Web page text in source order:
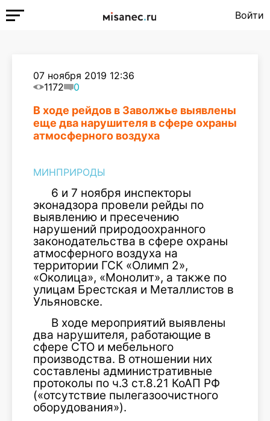
Войти
07 ноября 2019 12:36
1172
0
В ходе рейдов в Заволжье выявлены
еще два нарушителя в сфере охраны
атмосферного воздуха
МИНПРИРОДЫ
6 и 7 ноября инспекторы
эконадзора провели рейды по
выявлению и пресечению
нарушений природоохранного
законодательства в сфере охраны
атмосферного воздуха на
территории ГСК «Олимп 2»,
«Околица», «Монолит», а также по
улицам Брестская и Металлистов в
Ульяновске.
В ходе мероприятий выявлены
два нарушителя, работающие в
сфере СТО и мебельного
производства. В отношении них
составлены административные
протоколы по ч.3 ст.8.21 КоАП РФ
(«отсутствие пылегазоочистного
оборудования»).